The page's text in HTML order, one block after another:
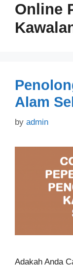
Online
Alam
by admin
Adakah Anda